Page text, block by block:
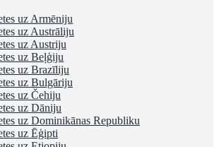
uz Armēniju
uz Austrāliju
uz Austriju
uz Beļģiju
uz Brazīliju
uz Bulgāriju
uz Čehiju
uz Dāniju
uz Dominikānas Republiku
uz Ēģipti